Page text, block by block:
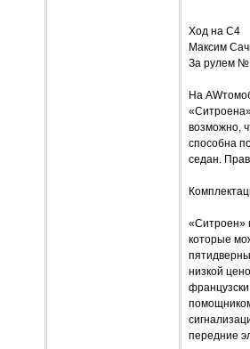
Ход на С4
Максим
За рулем
На
возможно,
способна
седан.
«Ситроен»
которые
низкой
передние